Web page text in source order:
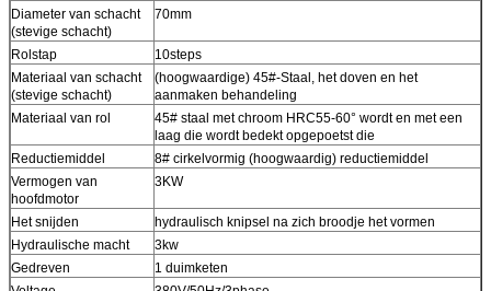
Diameter van schacht
(stevige schacht)
70mm
Rolstap
10steps
Materiaal van schacht
(stevige schacht)
(hoogwaardige) 45#-Staal, het doven en het
aanmaken behandeling
Materiaal van rol
45# staal met chroom HRC55-60° wordt en met een
laag die wordt bedekt opgepoetst die
Reductiemiddel
8# cirkelvormig (hoogwaardig) reductiemiddel
Vermogen van
hoofdmotor
3KW
Het snijden
hydraulisch knipsel na zich broodje het vormen
Hydraulische macht
3kw
Gedreven
1 duimketen